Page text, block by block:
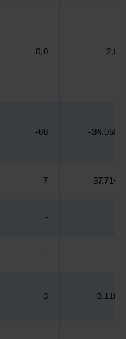
0,0 2,8
-66 -34.053
7 37.714
-
-
3 3.118